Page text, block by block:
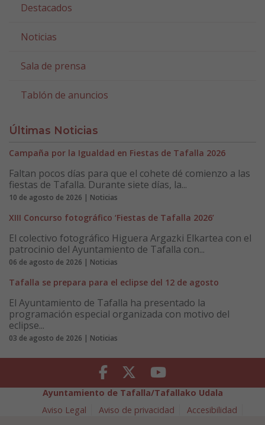
Destacados
Noticias
Sala de prensa
Tablón de anuncios
Últimas Noticias
Campaña por la Igualdad en Fiestas de Tafalla 2026
Faltan pocos días para que el cohete dé comienzo a las
fiestas de Tafalla. Durante siete días, la...
10 de agosto de 2026 | Noticias
XIII Concurso fotográfico ‘Fiestas de Tafalla 2026’
El colectivo fotográfico Higuera Argazki Elkartea con el
patrocinio del Ayuntamiento de Tafalla con...
06 de agosto de 2026 | Noticias
Tafalla se prepara para el eclipse del 12 de agosto
El Ayuntamiento de Tafalla ha presentado la
programación especial organizada con motivo del
eclipse...
03 de agosto de 2026 | Noticias
Facebook Twitter Youtube
Ayuntamiento de Tafalla/Tafallako Udala
Aviso Legal
Aviso de privacidad
Accesibilidad